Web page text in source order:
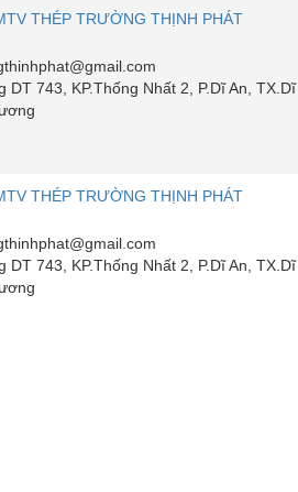
THÉP TRƯỜNG THỊNH PHÁT
DT 743, KP.Thống Nhất 2, P.Dĩ An, TX.Dĩ
THÉP TRƯỜNG THỊNH PHÁT
DT 743, KP.Thống Nhất 2, P.Dĩ An, TX.Dĩ